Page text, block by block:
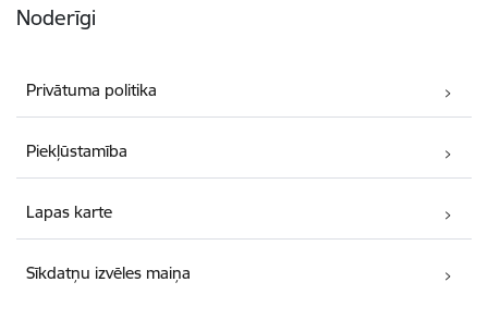
Noderīgi
Privātuma politika
Piekļūstamība
Lapas karte
Sīkdatņu izvēles maiņa